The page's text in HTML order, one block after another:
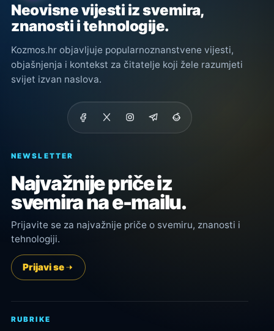
Neovisne vijesti iz svemira,
znanosti i tehnologije.
Kozmos.hr objavljuje popularnoznanstvene vijesti,
objašnjenja i kontekst za čitatelje koji žele razumjeti
svijet izvan naslova.
NEWSLETTER
Najvažnije priče iz
svemira na e-mailu.
Prijavite se za najvažnije priče o svemiru, znanosti i
tehnologiji.
Prijavi se
RUBRIKE